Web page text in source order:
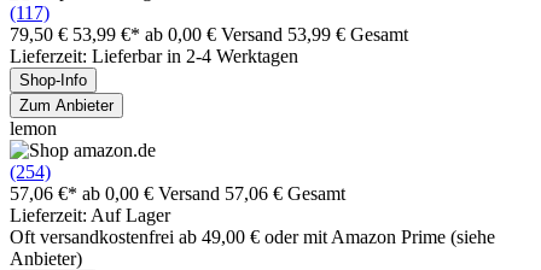
(117)
79,50 € 53,99 €* ab 0,00 € Versand 53,99 € Gesamt
Lieferzeit: Lieferbar in 2-4 Werktagen
Shop-Info
Zum Anbieter
lemon
(254)
57,06 €* ab 0,00 € Versand 57,06 € Gesamt
Lieferzeit: Auf Lager
Oft versandkostenfrei ab 49,00 € oder mit Amazon Prime (siehe
Anbieter)